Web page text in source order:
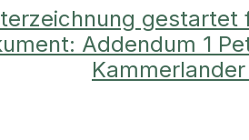
gestartet
Addendum 1
Kammerlander